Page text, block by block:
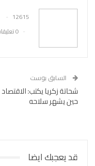
12615 المشاركات
0 تعليقات
السابق بوست
شحاتة زكريا يكتب: الاقتصاد
حين يشهر سلاحه
قد يعجبك ايضا